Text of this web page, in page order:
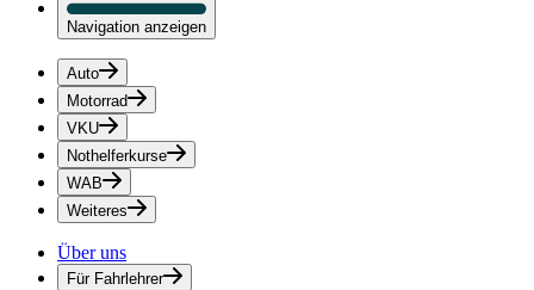
Navigation anzeigen
Auto
Motorrad
VKU
Nothelferkurse
WAB
Weiteres
Über uns
Für Fahrlehrer